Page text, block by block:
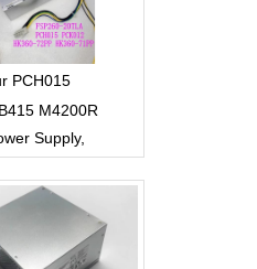
PCH015
M4200R
Supply,